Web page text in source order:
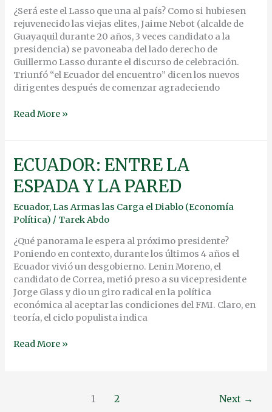
¿Será este el Lasso que una al país? Como si hubiesen
rejuvenecido las viejas elites, Jaime Nebot (alcalde de
Guayaquil durante 20 años, 3 veces candidato a la
presidencia) se pavoneaba del lado derecho de
Guillermo Lasso durante el discurso de celebración.
Triunfó “el Ecuador del encuentro” dicen los nuevos
dirigentes después de comenzar agradeciendo
Read More »
ECUADOR: ENTRE LA
ESPADA Y LA PARED
Ecuador,Las Armas las Carga el Diablo (Economía
Política) / Tarek Abdo
¿Qué panorama le espera al próximo presidente?
Poniendo en contexto, durante los últimos 4 años el
Ecuador vivió un desgobierno. Lenin Moreno, el
candidato de Correa, metió preso a su vicepresidente
Jorge Glass y dio un giro radical en la política
económica al aceptar las condiciones del FMI. Claro, en
teoría, el ciclo populista indica
ECUADOR:
ENTRE
LA
Y
LA
PARED
Read More »
1 2 Next →